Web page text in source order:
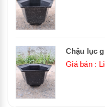
Chậu lục
Giá bán :